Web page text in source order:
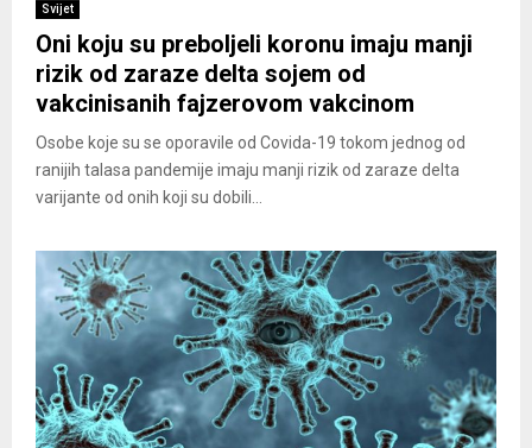
Svijet
Oni koju su preboljeli koronu imaju manji
rizik od zaraze delta sojem od
vakcinisanih fajzerovom vakcinom
Osobe koje su se oporavile od Covida-19 tokom jednog od
ranijih talasa pandemije imaju manji rizik od zaraze delta
varijante od onih koji su dobili...